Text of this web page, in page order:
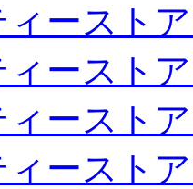
ースト
ースト
ースト
ースト